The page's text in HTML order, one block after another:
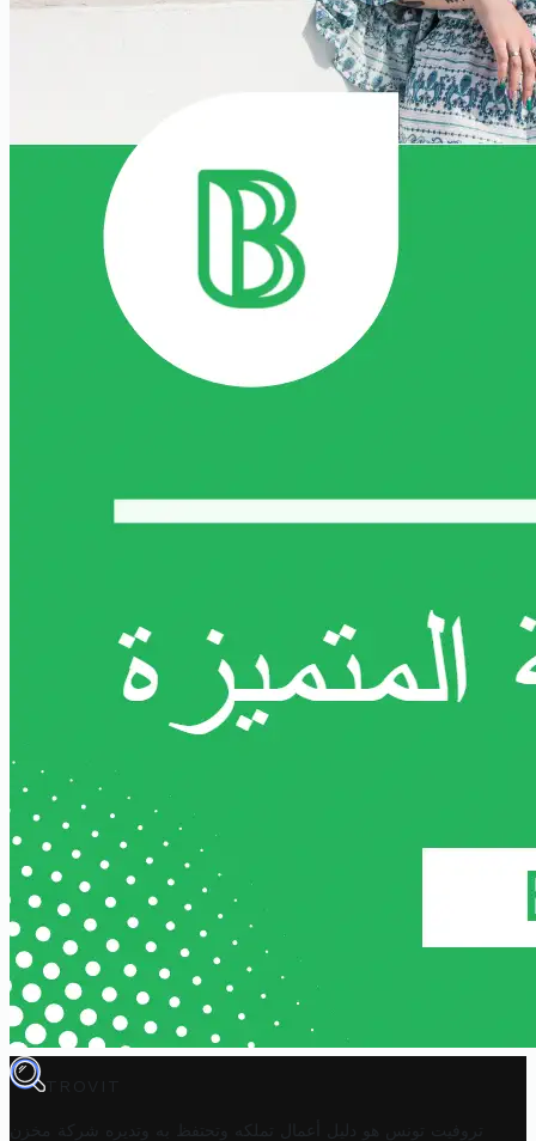
TROVIT
تروفيت تونس هو دليل أعمال تملكه وتحتفظ به وتديره
شركة مخزن